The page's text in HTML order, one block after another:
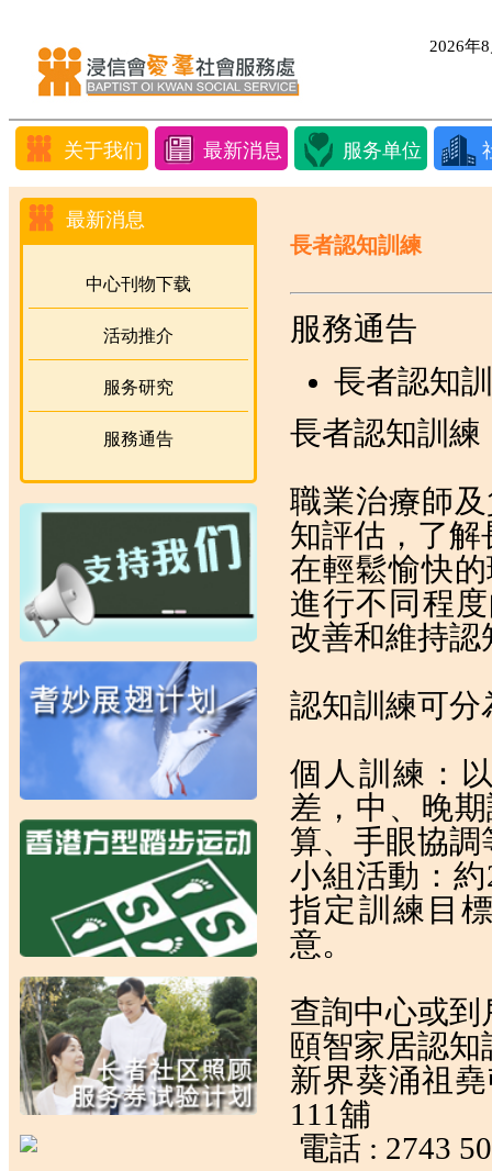
2026年
关于我们 最新消息 服务单位
最新消息
中心刊物下载
活动推介
服务研究
服務通告
長者認知訓練
服務通告
長者認知
長者認知訓練
職業治療師
知評估，了
在輕鬆愉快
進行不同程
改善和維持
認知訓練可分
個人訓練：
差，中、晚
算、手眼協調
小組活動：
指定訓練目
意。
查詢中心或
頤智家居認
新界葵涌祖
111舖
電話 : 2743